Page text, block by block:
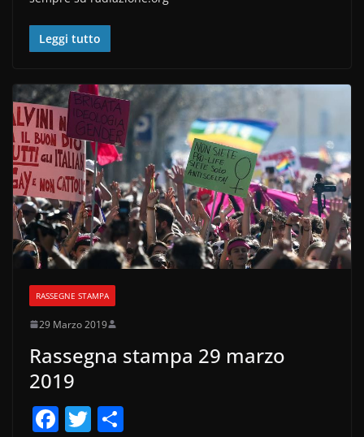
b
o
k
Leggi tutto
RASSEGNE STAMPA
29 Marzo 2019
Rassegna stampa 29 marzo
2019
F T